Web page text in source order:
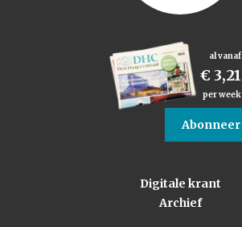
al vanaf
€ 3,21
per week
Abonneer
Digitale krant
Archief